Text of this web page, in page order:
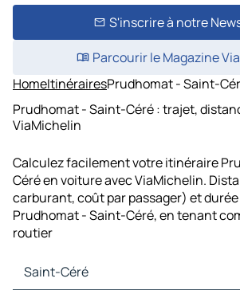
S'inscrire à notre
Parcourir le Magazine
HomeItinérairesPrudhomat - Saint-
Prudhomat - Saint-Céré : trajet,
ViaMichelin
Calculez facilement votre itinéraire
Céré en voiture avec ViaMichelin.
carburant, coût par passager) et
Prudhomat - Saint-Céré, en tenant
routier
Saint-Céré